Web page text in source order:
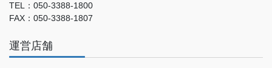
TEL：050-3388-1800
FAX：050-3388-1807
運営店舗